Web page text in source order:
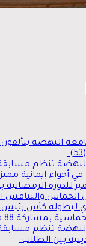
النهضة يتألقون
تنظم مسابقة
للدورة
الحماس
لبطولة كأس رئيس
بمشاركة 88 فريقًا
تنظم مسابقة
بين الطلاب